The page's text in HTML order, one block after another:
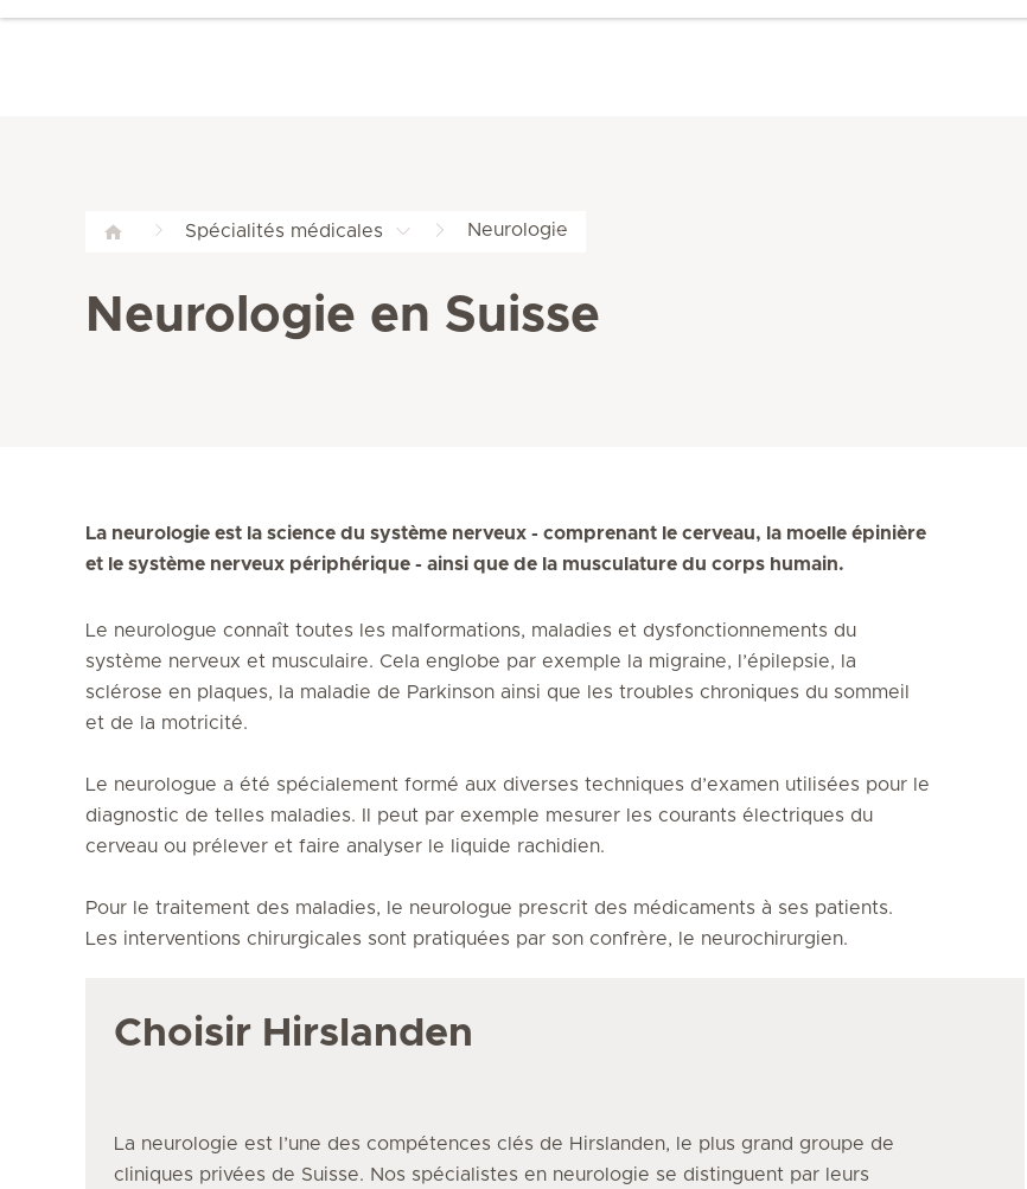
Spécialités médicales Neurologie
Neurologie en Suisse
La neurologie est la science du système nerveux - comprenant le cerveau, la moelle épinière
et le système nerveux périphérique - ainsi que de la musculature du corps humain.
Le neurologue connaît toutes les malformations, maladies et dysfonctionnements du
système nerveux et musculaire. Cela englobe par exemple la migraine, l’épilepsie, la
sclérose en plaques, la maladie de Parkinson ainsi que les troubles chroniques du sommeil
et de la motricité.
Le neurologue a été spécialement formé aux diverses techniques d’examen utilisées pour le
diagnostic de telles maladies. Il peut par exemple mesurer les courants électriques du
cerveau ou prélever et faire analyser le liquide rachidien.
Pour le traitement des maladies, le neurologue prescrit des médicaments à ses patients.
Les interventions chirurgicales sont pratiquées par son confrère, le neurochirurgien.
Choisir Hirslanden
La neurologie est l’une des compétences clés de Hirslanden, le plus grand groupe de
cliniques privées de Suisse. Nos spécialistes en neurologie se distinguent par leurs